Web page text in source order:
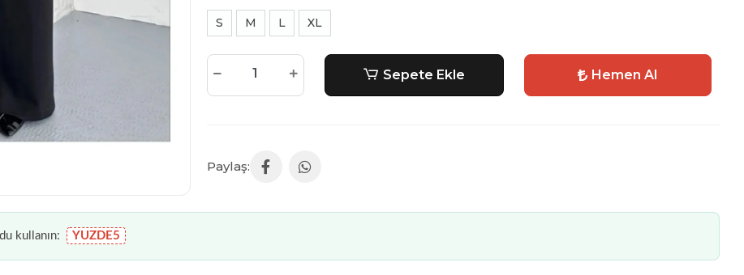
S M L XL
Sepete Ekle Hemen Al
kullanın: YUZDE5